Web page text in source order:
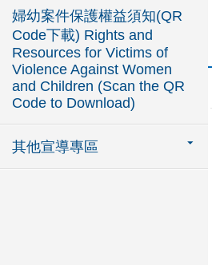
婦幼案件保護權益須知(QR
Code下載) Rights and
Resources for Victims of
Violence Against Women
and Children (Scan the QR
Code to Download)
其他宣導專區